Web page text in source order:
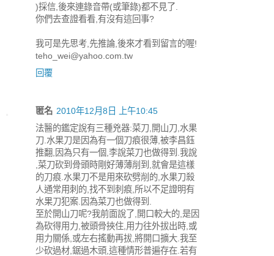
)採信,後來連錄音帶(或筆錄)都不見了.
你們去查證看看,有沒有這回事?
我可是先思考,先推論,後來才看到留言的喔!
teho_wei@yahoo.com.tw
回覆
匿名 2010年12月8日 上午10:45
法醫的鑑定說有三種兇器:菜刀,開山刀,水果
刀.水果刀是因為有一個刀痕很薄,被李昌鈺
推翻,因為只有一個,李說菜刀也做得到.我說
,菜刀砍到骨頭時剛好薄薄削到,就會是這樣
的刀痕.水果刀不是用來砍劈削的,水果刀殺
人通常用刺的,找不到刺痕,所以不足證明有
水果刀犯案.因為菜刀也做得到.
至於開山刀呢?我前面說了,開口較大的,是因
為砍得用力,被頭骨挾住,用力往外拔出時,或
用力關係,或左右搖動再拔,將開口擴大.我至
少砍過材,鋸過木頭,這種情形普遍存在.若有